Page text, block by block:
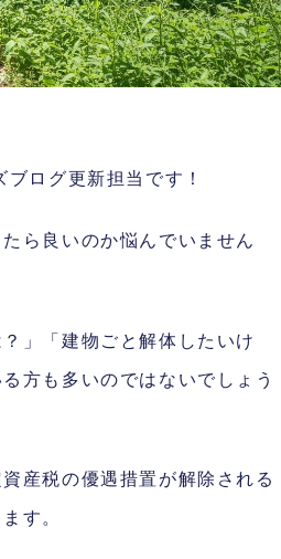
ログ更新担当です！
ら良いのか悩んでいません
」「建物ごと解体したいけ
方も多いのではないでしょう
産税の優遇措置が解除される
す。